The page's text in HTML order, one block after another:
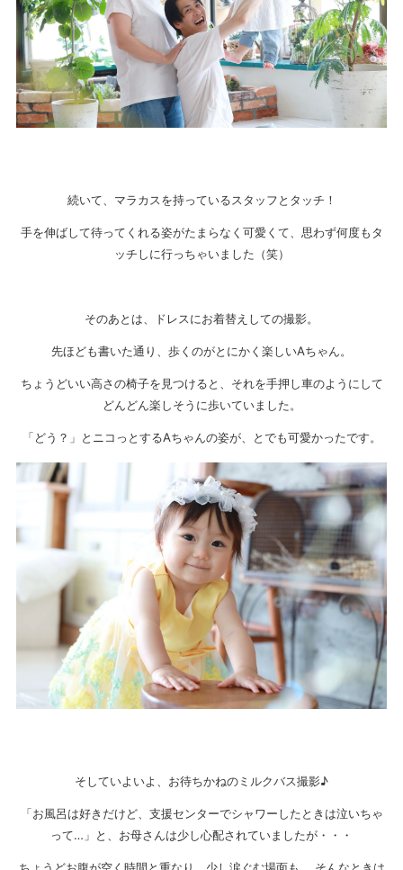
続いて、マラカスを持っているスタッフとタッチ！
手を伸ばして待ってくれる姿がたまらなく可愛くて、思わず何度もタ
ッチしに行っちゃいました（笑）
そのあとは、ドレスにお着替えしての撮影。
先ほども書いた通り、歩くのがとにかく楽しいAちゃん。
ちょうどいい高さの椅子を見つけると、それを手押し車のようにして
どんどん楽しそうに歩いていました。
「どう？」とニコっとするAちゃんの姿が、とでも可愛かったです。
そしていよいよ、お待ちかねのミルクバス撮影♪
「お風呂は好きだけど、支援センターでシャワーしたときは泣いちゃ
って…」と、お母さんは少し心配されていましたが・・・
ちょうどお腹が空く時間と重なり、少し涙ぐむ場面も。 そんなときは